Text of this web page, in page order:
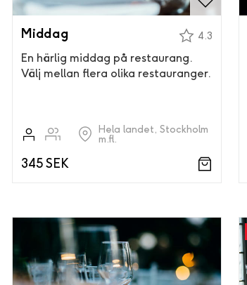
Middag 4.3
En härlig middag på restaurang.
Välj mellan flera olika restauranger.
Hela landet, Stockholm
m.fl.
345 SEK